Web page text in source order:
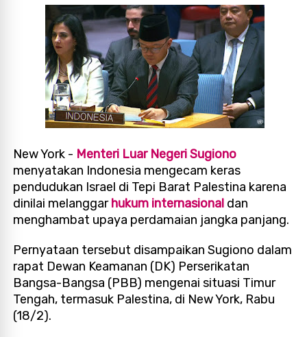
New York - Menteri Luar Negeri Sugiono
menyatakan Indonesia mengecam keras
pendudukan Israel di Tepi Barat Palestina karena
dinilai melanggarhukum internasional dan
menghambat upaya perdamaian jangka panjang.
Pernyataan tersebut disampaikan Sugiono dalam
rapat Dewan Keamanan (DK) Perserikatan
Bangsa-Bangsa (PBB) mengenai situasi Timur
Tengah, termasuk Palestina, di New York, Rabu
(18/2).